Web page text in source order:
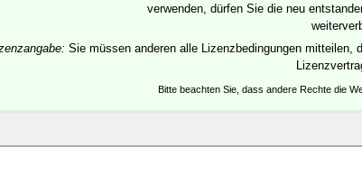
verwenden, dürfen Sie die neu
Sie müssen anderen alle Lizenzbedingungen
Bitte beachten Sie, dass andere Rechte die